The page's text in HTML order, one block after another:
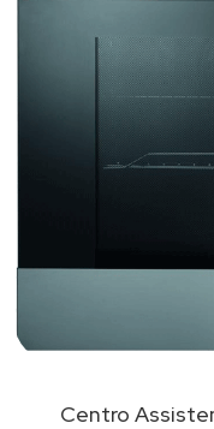
Centro